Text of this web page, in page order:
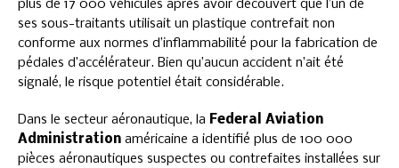
plus de 17 000 véhicules après avoir découvert que l’un de
ses sous-traitants utilisait un plastique contrefait non
conforme aux normes d’inflammabilité pour la fabrication de
pédales d’accélérateur. Bien qu’aucun accident n’ait été
signalé, le risque potentiel était considérable.
Dans le secteur aéronautique, la Federal Aviation
Administration américaine a identifié plus de 100 000
pièces aéronautiques suspectes ou contrefaites installées sur